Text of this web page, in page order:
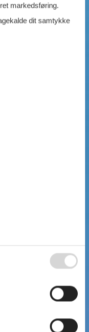
markedsføring.
dit samtykke